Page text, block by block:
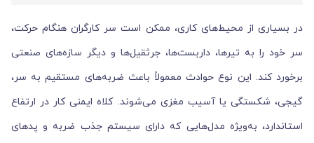
در بسیاری از محیط‌های کاری، ممکن است سر کارگران هنگام حرکت،
سر خود را به تیرها، داربست‌ها، جرثقیل‌ها و دیگر سازه‌های صنعتی
برخورد کند. این نوع حوادث معمولاً باعث ضربه‌های مستقیم به سر،
گیجی، شکستگی یا آسیب مغزی می‌شوند. کلاه ایمنی کار در ارتفاع
استاندارد، به‌ویژه مدل‌هایی که دارای سیستم جذب ضربه و پدهای